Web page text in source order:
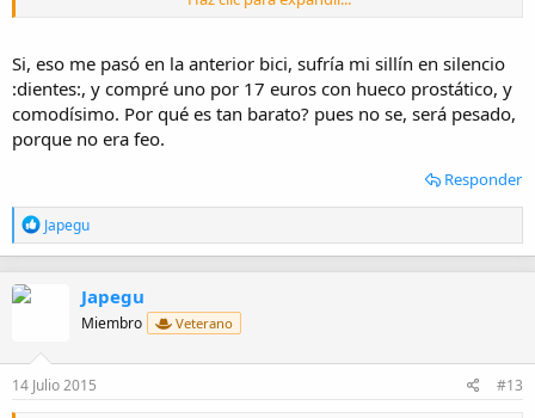
Si, eso me pasó en la anterior bici, sufría mi sillín en silencio
:dientes:, y compré uno por 17 euros con hueco prostático, y
comodísimo. Por qué es tan barato? pues no se, será pesado,
porque no era feo.
Responder
R
e
a
n
e
s
Japegu
Japegu
Miembro Veterano
14 Julio 2015 #13